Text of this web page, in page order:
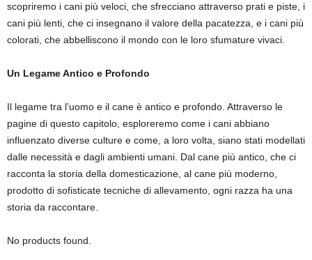
scopriremo i cani più veloci, che sfrecciano attraverso prati e piste, i
cani più lenti, che ci insegnano il valore della pacatezza, e i cani più
colorati, che abbelliscono il mondo con le loro sfumature vivaci.
Un Legame Antico e Profondo
Il legame tra l’uomo e il cane è antico e profondo. Attraverso le
pagine di questo capitolo, esploreremo come i cani abbiano
influenzato diverse culture e come, a loro volta, siano stati modellati
dalle necessità e dagli ambienti umani. Dal cane più antico, che ci
racconta la storia della domesticazione, al cane più moderno,
prodotto di sofisticate tecniche di allevamento, ogni razza ha una
storia da raccontare.
No products found.